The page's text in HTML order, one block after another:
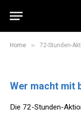
Home » 72-Stunden-
72-
Wer macht mit
Die 72-Stunden-